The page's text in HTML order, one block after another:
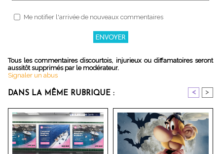
Me notifier l'arrivée de nouveaux commentaires
Tous les commentaires discourtois, injurieux ou diffamatoires seront
aussitôt supprimés par le modérateur.
Signaler un abus
DANS LA MÊME RUBRIQUE : < >